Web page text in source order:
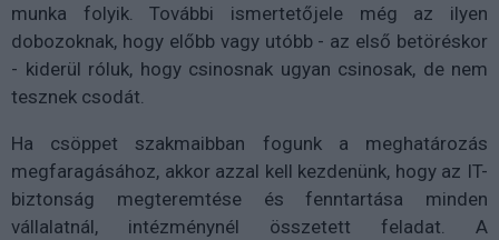
munka folyik. További ismertetőjele még az ilyen
dobozoknak, hogy előbb vagy utóbb - az első betöréskor
- kiderül róluk, hogy csinosnak ugyan csinosak, de nem
tesznek csodát.
Ha csöppet szakmaibban fogunk a meghatározás
megfaragásához, akkor azzal kell kezdenünk, hogy az IT-
biztonság megteremtése és fenntartása minden
vállalatnál, intézménynél összetett feladat. A